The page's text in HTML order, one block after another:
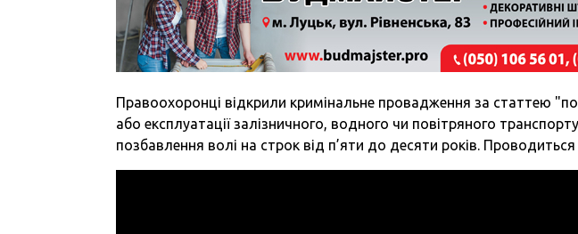
Правоохоронці відкрили кримінальне провадження за статтею
або експлуатації залізничного, водного чи повітряного
позбавлення волі на строк від п’яти до десяти років.